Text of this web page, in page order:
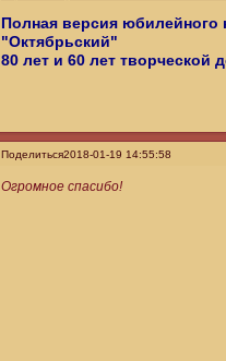
Полная версия
"Октябрьский"
80 лет и 60 лет творческой
Поделиться2018-01-19 14:55:58
Огромное спасибо!